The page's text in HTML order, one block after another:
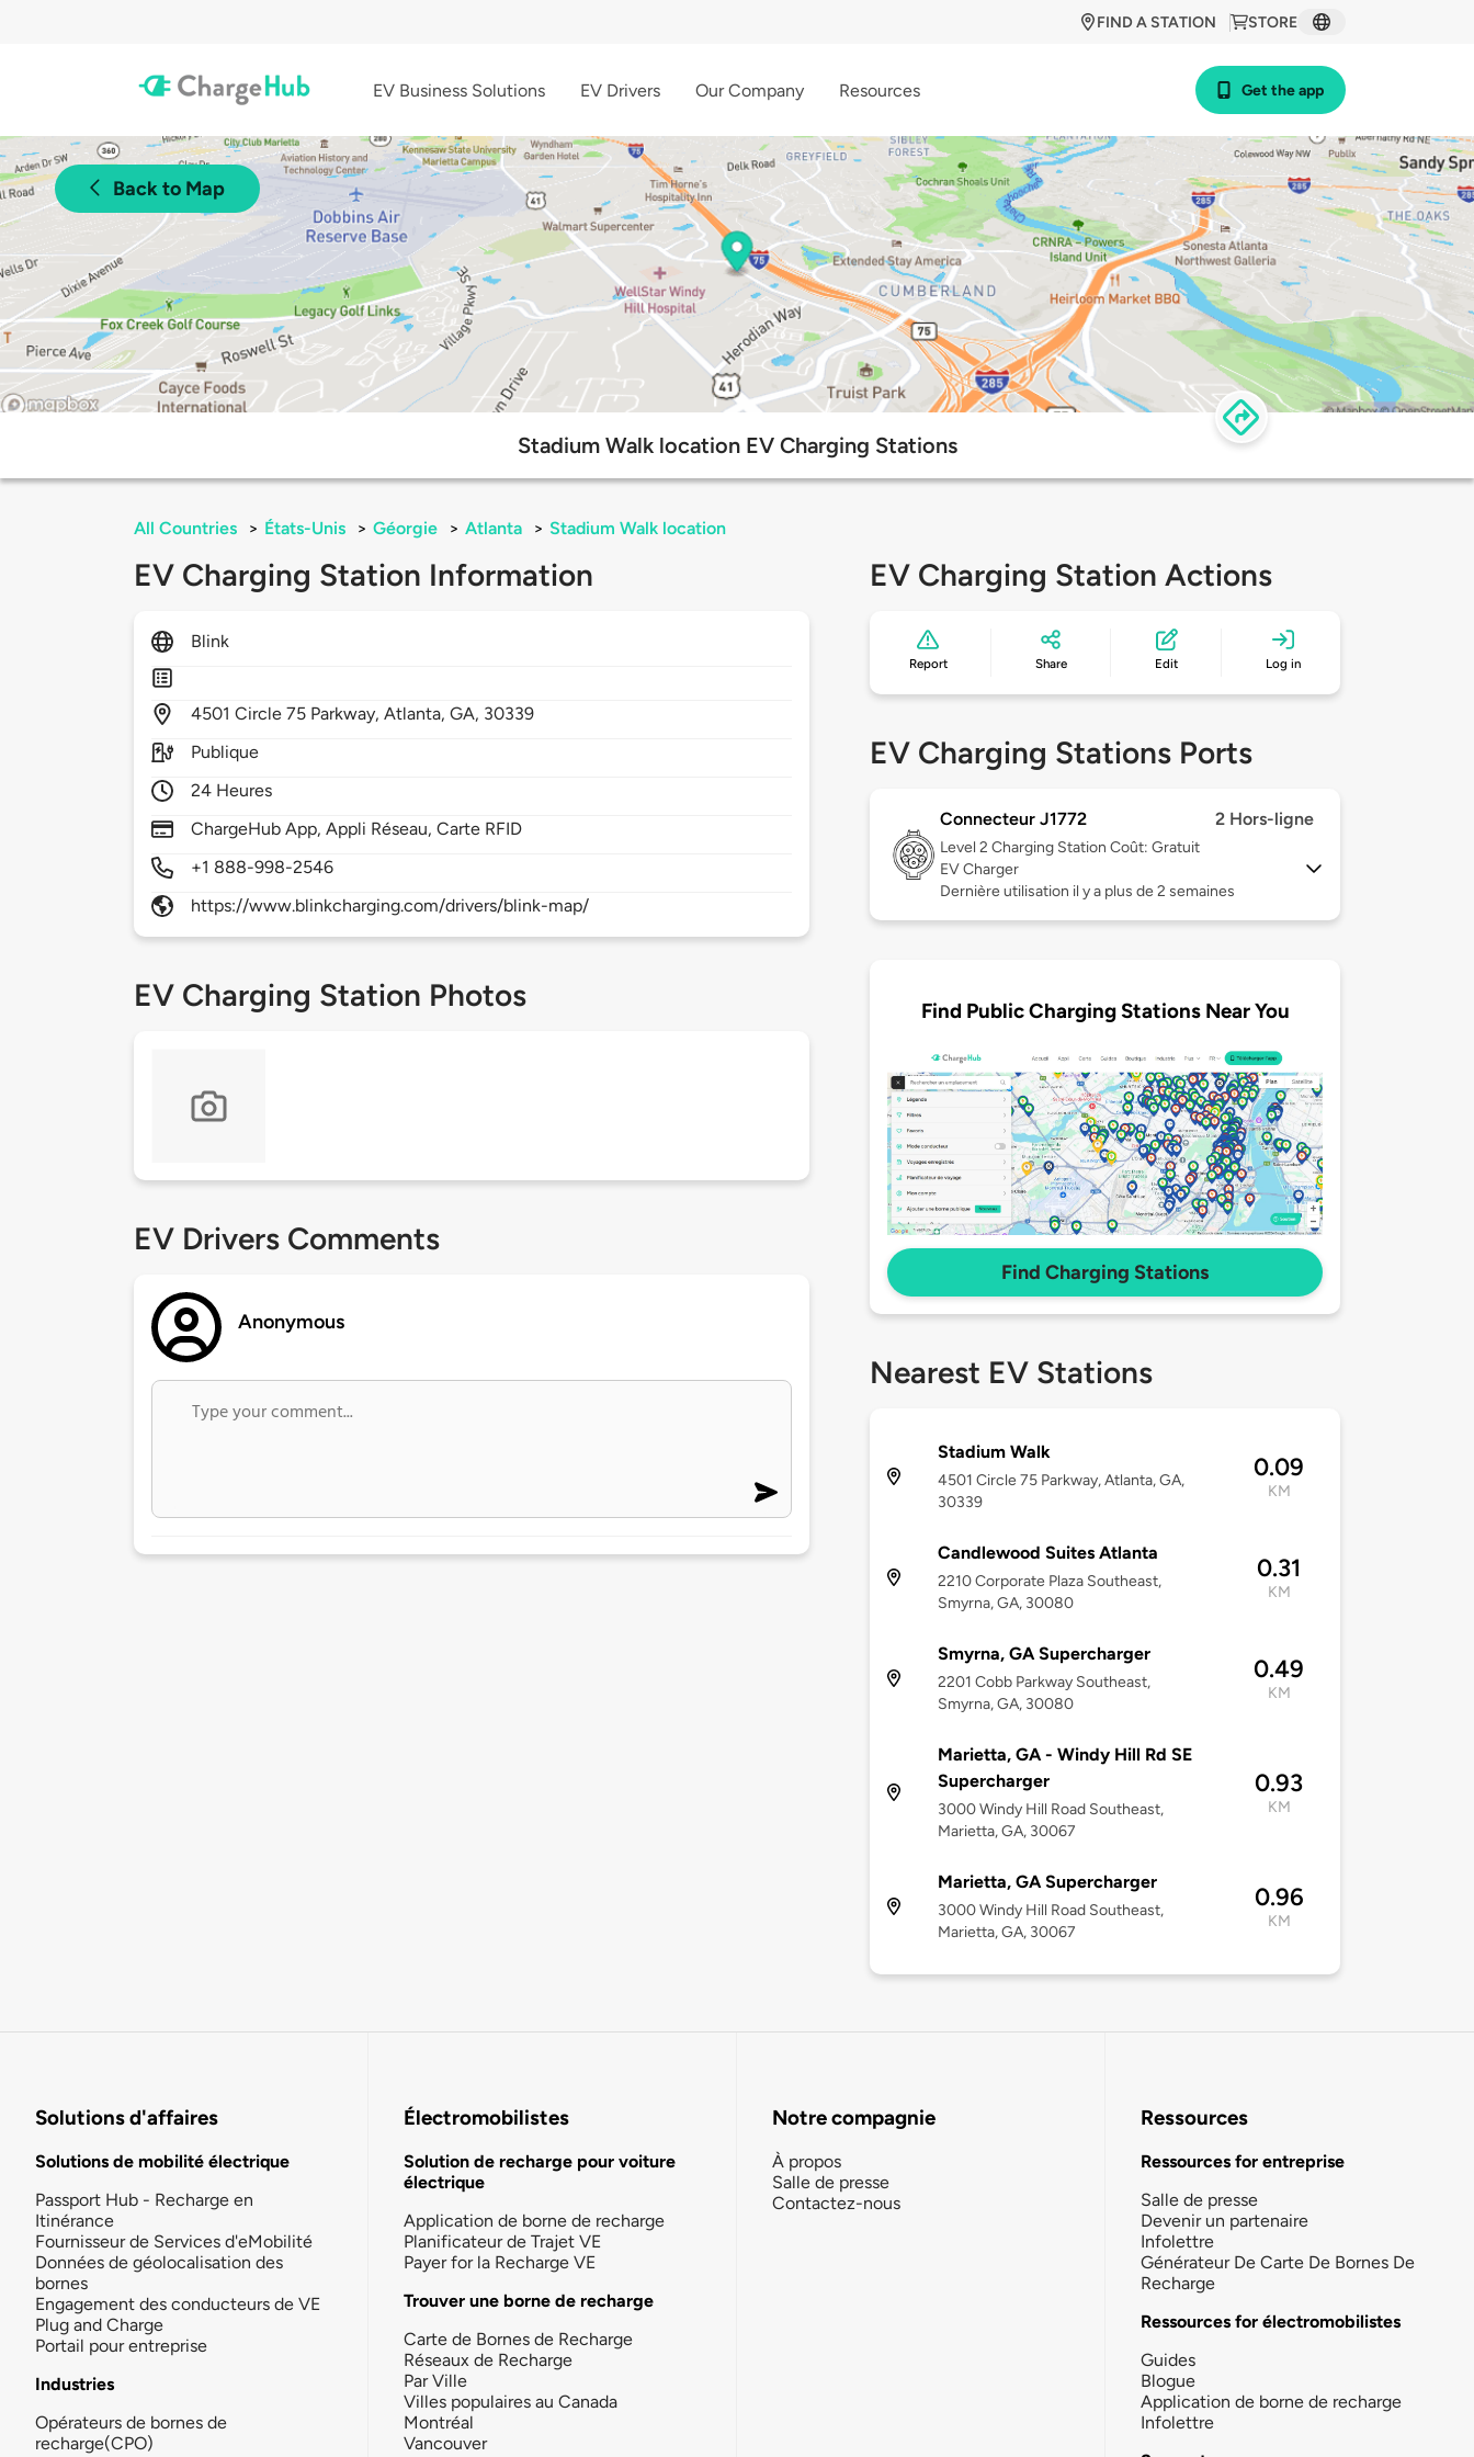
STORE
FIND A STATION
EV Business Solutions EV Drivers Our Company Resources Get the app
Back to Map
Stadium Walk location EV Charging Stations
All Countries > États-Unis > Géorgie > Atlanta > Stadium Walk location
EV Charging Station Information
Blink
4501Circle 75 Parkway,Atlanta,GA, 30339
Publique
24 Heures
ChargeHub App, Appli Réseau, Carte RFID
+1 888-998-2546
https://www.blinkcharging.com/drivers/blink-map/
EV Charging Station Photos
EV Drivers Comments
Anonymous
EV Charging Station Actions
Report Share Edit Log in
EV Charging Stations Ports
Connecteur J1772 2 Hors-ligne
Level 2 Charging Station Coût: Gratuit
EV Charger
Dernière utilisation il y a plus de 2 semaines
Find Public Charging Stations Near You
Find Charging Stations
Nearest EV Stations
Stadium Walk
4501 Circle 75 Parkway, Atlanta, GA,
30339
0.09
KM
Candlewood Suites Atlanta
2210 Corporate Plaza Southeast,
Smyrna, GA, 30080
0.31
KM
Smyrna, GA Supercharger
2201 Cobb Parkway Southeast,
Smyrna, GA, 30080
0.49
KM
Marietta, GA - Windy Hill Rd SE
Supercharger
3000 Windy Hill Road Southeast,
Marietta, GA, 30067
0.93
KM
Marietta, GA Supercharger
3000 Windy Hill Road Southeast,
Marietta, GA, 30067
0.96
KM
Solutions d'affaires
Solutions de mobilité électrique
Passport Hub - Recharge en
Itinérance
Fournisseur de Services d'eMobilité
Données de géolocalisation des
bornes
Engagement des conducteurs de VE
Plug and Charge
Portail pour entreprise
Industries
Opérateurs de bornes de
recharge(CPO)
Électromobilistes
Solution de recharge pour voiture
électrique
Application de borne de recharge
Planificateur de Trajet VE
Payer for la Recharge VE
Trouver une borne de recharge
Carte de Bornes de Recharge
Réseaux de Recharge
Par Ville
Villes populaires au Canada
Montréal
Vancouver
Notre compagnie
À propos
Salle de presse
Contactez-nous
Ressources
Ressources for entreprise
Salle de presse
Devenir un partenaire
Infolettre
Générateur De Carte De Bornes De
Recharge
Ressources for électromobilistes
Guides
Blogue
Application de borne de recharge
Infolettre